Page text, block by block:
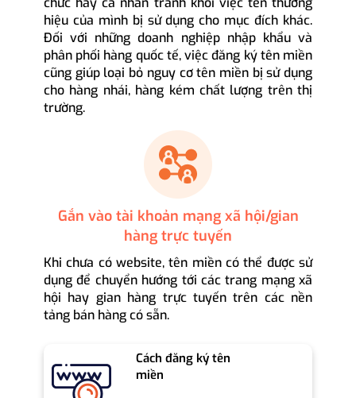
hiệu của mình bị sử dụng cho mục đích khác.
Đối với những doanh nghiệp nhập khẩu và
phân phối hàng quốc tế, việc đăng ký tên miền
cũng giúp loại bỏ nguy cơ tên miền bị sử dụng
cho hàng nhái, hàng kém chất lượng trên thị
trường.
Gắn vào tài khoản mạng xã hội/gian
hàng trực tuyến
Khi chưa có website, tên miền có thể được sử
dụng để chuyển hướng tới các trang mạng xã
hội hay gian hàng trực tuyến trên các nền
tảng bán hàng có sẵn.
Cách đăng ký tên
miền